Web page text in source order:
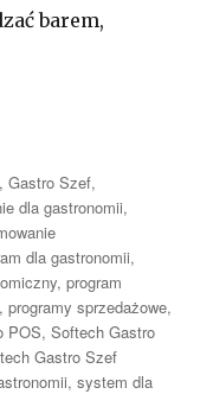
barem,
,Gastro Szef,
dla gastronomii,
dla gastronomii,
,program
,programy sprzedażowe,
POS,Softech Gastro
Gastro Szef
,system dla